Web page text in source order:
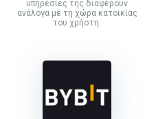
υπηρεσίες της διαφέρουν
ανάλογα με τη χώρα κατοικίας
του χρήστη.